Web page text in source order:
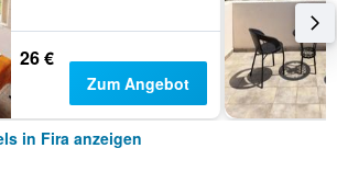
26 €
Zum Angebot
in Fira anzeigen